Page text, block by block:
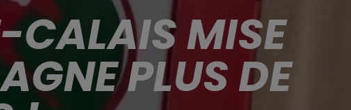
CALAIS MISE
PLUS DE